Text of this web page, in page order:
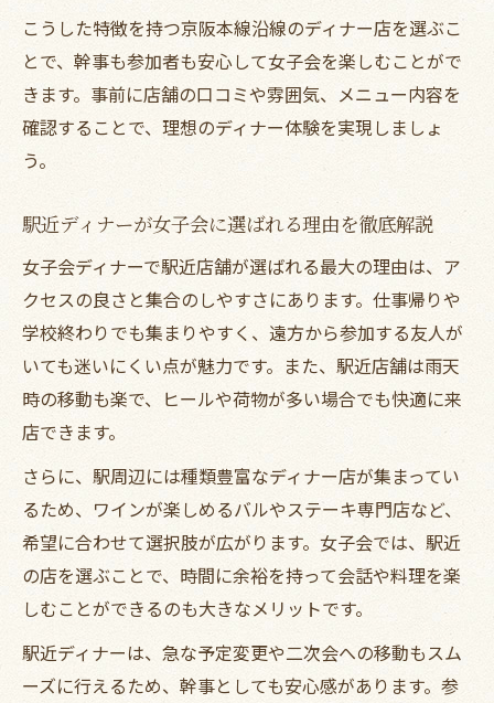
こうした特徴を持つ京阪本線沿線のディナー店を選ぶこ
とで、幹事も参加者も安心して女子会を楽しむことがで
きます。事前に店舗の口コミや雰囲気、メニュー内容を
確認することで、理想のディナー体験を実現しましょ
う。
駅近ディナーが女子会に選ばれる理由を徹底解説
女子会ディナーで駅近店舗が選ばれる最大の理由は、ア
クセスの良さと集合のしやすさにあります。仕事帰りや
学校終わりでも集まりやすく、遠方から参加する友人が
いても迷いにくい点が魅力です。また、駅近店舗は雨天
時の移動も楽で、ヒールや荷物が多い場合でも快適に来
店できます。
さらに、駅周辺には種類豊富なディナー店が集まってい
るため、ワインが楽しめるバルやステーキ専門店など、
希望に合わせて選択肢が広がります。女子会では、駅近
の店を選ぶことで、時間に余裕を持って会話や料理を楽
しむことができるのも大きなメリットです。
駅近ディナーは、急な予定変更や二次会への移動もスム
ーズに行えるため、幹事としても安心感があります。参